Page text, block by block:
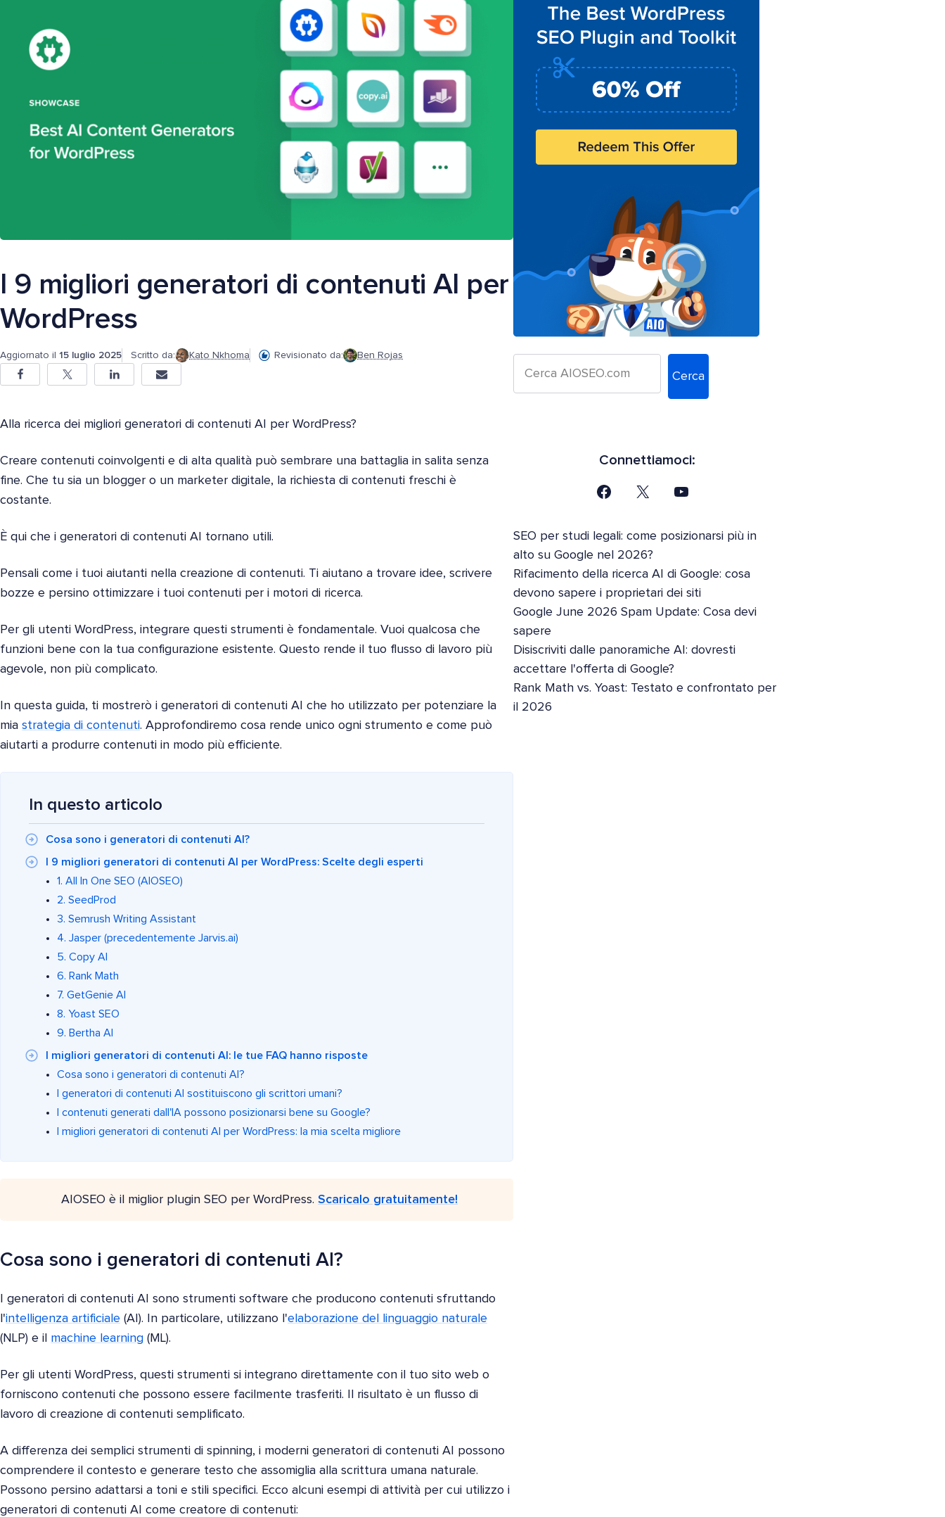
I 9 migliori generatori di contenuti AI per
WordPress
Aggiornato il 15 luglio 2025 Scritto da: Kato Nkhoma Revisionato da: Ben Rojas
Alla ricerca dei migliori generatori di contenuti AI per WordPress?
Creare contenuti coinvolgenti e di alta qualità può sembrare una battaglia in salita senza
fine. Che tu sia un blogger o un marketer digitale, la richiesta di contenuti freschi è
costante.
È qui che i generatori di contenuti AI tornano utili.
Pensali come i tuoi aiutanti nella creazione di contenuti. Ti aiutano a trovare idee, scrivere
bozze e persino ottimizzare i tuoi contenuti per i motori di ricerca.
Per gli utenti WordPress, integrare questi strumenti è fondamentale. Vuoi qualcosa che
funzioni bene con la tua configurazione esistente. Questo rende il tuo flusso di lavoro più
agevole, non più complicato.
In questa guida, ti mostrerò i generatori di contenuti AI che ho utilizzato per potenziare la
mia strategia di contenuti. Approfondiremo cosa rende unico ogni strumento e come può
aiutarti a produrre contenuti in modo più efficiente.
In questo articolo
Cosa sono i generatori di contenuti AI?
I 9 migliori generatori di contenuti AI per WordPress: Scelte degli esperti
1. All In One SEO (AIOSEO)
2. SeedProd
3. Semrush Writing Assistant
4. Jasper (precedentemente Jarvis.ai)
5. Copy AI
6. Rank Math
7. GetGenie AI
8. Yoast SEO
9. Bertha AI
I migliori generatori di contenuti AI: le tue FAQ hanno risposte
Cosa sono i generatori di contenuti AI?
I generatori di contenuti AI sostituiscono gli scrittori umani?
I contenuti generati dall'IA possono posizionarsi bene su Google?
I migliori generatori di contenuti AI per WordPress: la mia scelta migliore
AIOSEO è il miglior plugin SEO per WordPress. Scaricalo gratuitamente!
Cosa sono i generatori di contenuti AI?
I generatori di contenuti AI sono strumenti software che producono contenuti sfruttando
l'intelligenza artificiale (AI). In particolare, utilizzano l'elaborazione del linguaggio naturale
(NLP) e il machine learning (ML).
Per gli utenti WordPress, questi strumenti si integrano direttamente con il tuo sito web o
forniscono contenuti che possono essere facilmente trasferiti. Il risultato è un flusso di
lavoro di creazione di contenuti semplificato.
A differenza dei semplici strumenti di spinning, i moderni generatori di contenuti AI possono
comprendere il contesto e generare testo che assomiglia alla scrittura umana naturale.
Possono persino adattarsi a toni e stili specifici. Ecco alcuni esempi di attività per cui utilizzo i
generatori di contenuti AI come creatore di contenuti:
Cerca
Connettiamoci:
SEO per studi legali: come posizionarsi più in
alto su Google nel 2026?
Rifacimento della ricerca AI di Google: cosa
devono sapere i proprietari dei siti
Google June 2026 Spam Update: Cosa devi
sapere
Disiscriviti dalle panoramiche AI: dovresti
accettare l'offerta di Google?
Rank Math vs. Yoast: Testato e confrontato per
il 2026